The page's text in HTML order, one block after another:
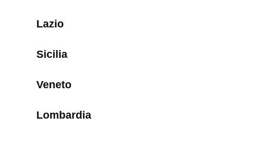
Lazio
Sicilia
Veneto
Lombardia